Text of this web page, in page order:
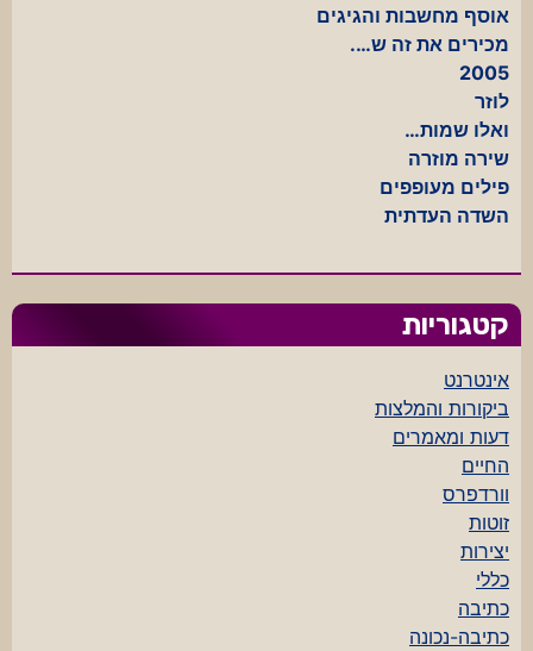
אוסף מחשבות והגיגים
מכירים את זה ש….
2005
לוזר
ואלו שמות…
שירה מוזרה
פילים מעופפים
השדה העדתית
קטגוריות
אינטרנט
ביקורות והמלצות
דעות ומאמרים
החיים
וורדפרס
זוטות
יצירות
כללי
כתיבה
כתיבה-נכונה